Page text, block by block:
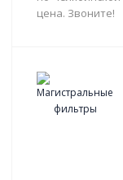
цена. Звоните!